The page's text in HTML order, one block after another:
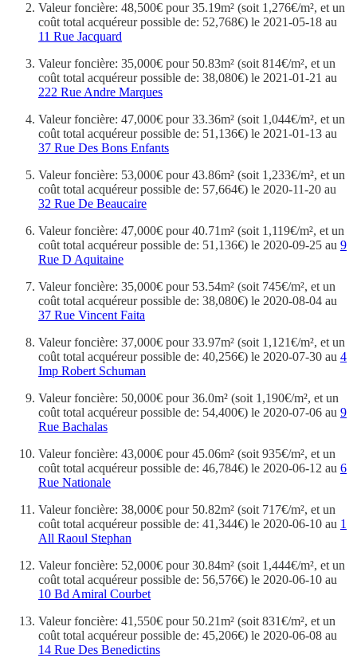
Valeur foncière: 48,500€ pour 35.19m² (soit 1,276€/m², et un
coût total acquéreur possible de: 52,768€) le 2021-05-18 au
11 Rue Jacquard
Valeur foncière: 35,000€ pour 50.83m² (soit 814€/m², et un
coût total acquéreur possible de: 38,080€) le 2021-01-21 au
222 Rue Andre Marques
Valeur foncière: 47,000€ pour 33.36m² (soit 1,044€/m², et un
coût total acquéreur possible de: 51,136€) le 2021-01-13 au
37 Rue Des Bons Enfants
Valeur foncière: 53,000€ pour 43.86m² (soit 1,233€/m², et un
coût total acquéreur possible de: 57,664€) le 2020-11-20 au
32 Rue De Beaucaire
Valeur foncière: 47,000€ pour 40.71m² (soit 1,119€/m², et un
coût total acquéreur possible de: 51,136€) le 2020-09-25 au 9
Rue D Aquitaine
Valeur foncière: 35,000€ pour 53.54m² (soit 745€/m², et un
coût total acquéreur possible de: 38,080€) le 2020-08-04 au
37 Rue Vincent Faita
Valeur foncière: 37,000€ pour 33.97m² (soit 1,121€/m², et un
coût total acquéreur possible de: 40,256€) le 2020-07-30 au 4
Imp Robert Schuman
Valeur foncière: 50,000€ pour 36.0m² (soit 1,190€/m², et un
coût total acquéreur possible de: 54,400€) le 2020-07-06 au 9
Rue Bachalas
Valeur foncière: 43,000€ pour 45.06m² (soit 935€/m², et un
coût total acquéreur possible de: 46,784€) le 2020-06-12 au 6
Rue Nationale
Valeur foncière: 38,000€ pour 50.82m² (soit 717€/m², et un
coût total acquéreur possible de: 41,344€) le 2020-06-10 au 1
All Raoul Stephan
Valeur foncière: 52,000€ pour 30.84m² (soit 1,444€/m², et un
coût total acquéreur possible de: 56,576€) le 2020-06-10 au
10 Bd Amiral Courbet
Valeur foncière: 41,550€ pour 50.21m² (soit 831€/m², et un
coût total acquéreur possible de: 45,206€) le 2020-06-08 au
14 Rue Des Benedictins